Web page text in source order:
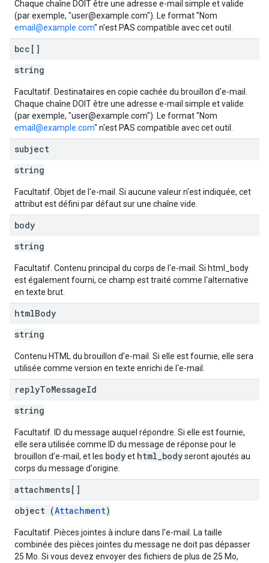
Chaque chaîne DOIT être une adresse e-mail simple et valide
(par exemple, "user@example.com"). Le format "Nom
email@example.com" n'est PAS compatible avec cet outil.
bcc[]
string
Facultatif. Destinataires en copie cachée du brouillon d'e-mail.
Chaque chaîne DOIT être une adresse e-mail simple et valide
(par exemple, "user@example.com"). Le format "Nom
email@example.com" n'est PAS compatible avec cet outil.
subject
string
Facultatif. Objet de l'e-mail. Si aucune valeur n'est indiquée, cet
attribut est défini par défaut sur une chaîne vide.
body
string
Facultatif. Contenu principal du corps de l'e-mail. Si html_body
est également fourni, ce champ est traité comme l'alternative
en texte brut.
htmlBody
string
Contenu HTML du brouillon d'e-mail. Si elle est fournie, elle sera
utilisée comme version en texte enrichi de l'e-mail.
replyToMessageId
string
Facultatif. ID du message auquel répondre. Si elle est fournie,
elle sera utilisée comme ID du message de réponse pour le
brouillon d'e-mail, et les bodyet html_bodyseront ajoutés au
corps du message d'origine.
attachments[]
object (Attachment)
Facultatif. Pièces jointes à inclure dans l'e-mail. La taille
combinée des pièces jointes du message ne doit pas dépasser
25 Mo. Si vous devez envoyer des fichiers de plus de 25 Mo,